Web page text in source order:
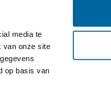
media te
van onze site
op basis van
Colofon